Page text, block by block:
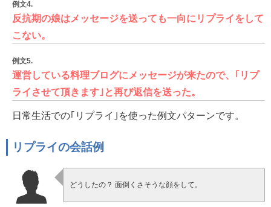
例文4.
反抗期の娘はメッセージを送っても一向にリプライをして
こない。
例文5.
運営している料理ブログにメッセージが来たので、｢リプ
ライさせて頂きます｣と再び返信を送った。
日常生活での｢リプライ｣を使った例文パターンです。
リプライの会話例
どうしたの？ 面倒くさそうな顔をして。